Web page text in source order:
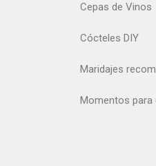
Cepas de Vinos
Cócteles DIY
Maridajes
Momentos para